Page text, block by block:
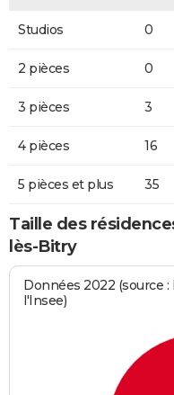
Studios 0
2 pièces 0
3 pièces 3
4 pièces 16
5 pièces et plus 35
Taille des
lès-Bitry
Données 2022 (source
l'Insee)